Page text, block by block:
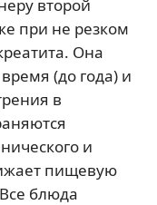
второй
при не резком
Она
(до года) и
в
и
пищевую
блюда